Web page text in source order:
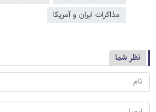
مذاکرات ایران و آمریکا
نظر شما